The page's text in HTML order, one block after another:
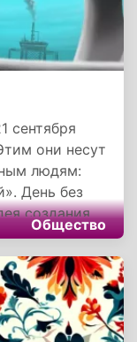
сентября
они несут
людям:
День без
создания
Уолласу.
Общество